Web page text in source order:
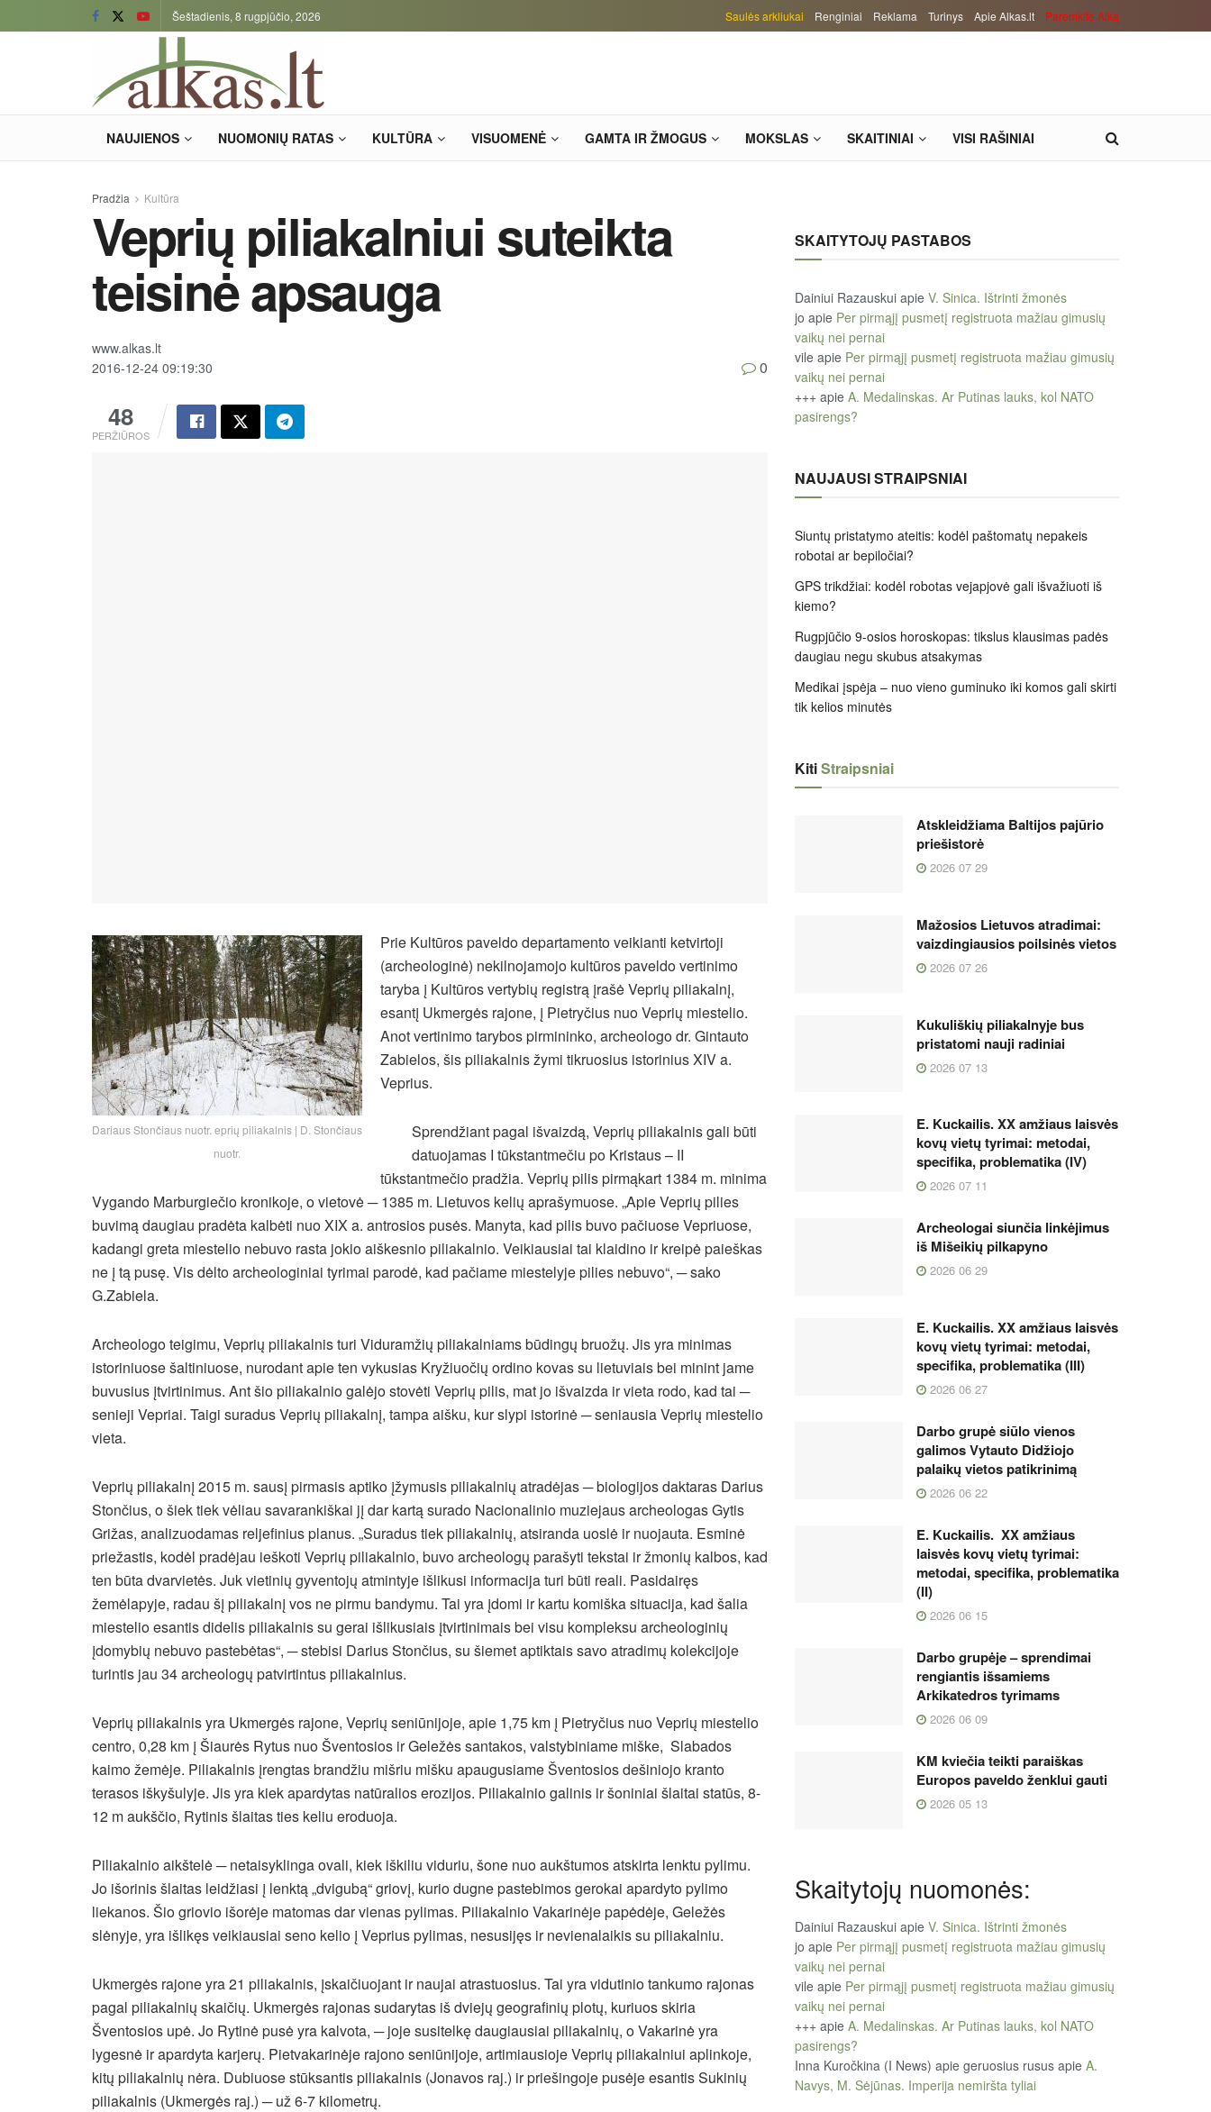
Šeštadienis, 8 rugpjūčio, 2026 Saulės arkliukai Renginiai Reklama Turinys Apie Alkas.lt Paremkite Alką
NAUJIENOS NUOMONIŲ RATAS KULTŪRA VISUOMENĖ GAMTA IR ŽMOGUS MOKSLAS SKAITINIAI VISI RAŠINIAI
Pradžia Kultūra
Veprių piliakalniui suteikta
teisinė apsauga
www.alkas.lt
2016-12-24 09:19:30
48
PERŽIŪROS
0
Dariaus Stončiaus nuotr. eprių piliakalnis | D. Stončiaus
nuotr.
Prie Kultūros paveldo departamento veikianti ketvirtoji
(archeologinė) nekilnojamojo kultūros paveldo vertinimo
taryba į Kultūros vertybių registrą įrašė Veprių piliakalnį,
esantį Ukmergės rajone, į Pietryčius nuo Veprių miestelio.
Anot vertinimo tarybos pirmininko, archeologo dr. Gintauto
Zabielos, šis piliakalnis žymi tikruosius istorinius XIV a.
Veprius.
Sprendžiant pagal išvaizdą, Veprių piliakalnis gali būti
datuojamas I tūkstantmečiu po Kristaus – II
tūkstantmečio pradžia. Veprių pilis pirmąkart 1384 m. minima
Vygando Marburgiečio kronikoje, o vietovė ─ 1385 m. Lietuvos kelių aprašymuose. „Apie Veprių pilies
buvimą daugiau pradėta kalbėti nuo XIX a. antrosios pusės. Manyta, kad pilis buvo pačiuose Vepriuose,
kadangi greta miestelio nebuvo rasta jokio aiškesnio piliakalnio. Veikiausiai tai klaidino ir kreipė paieškas
ne į tą pusę. Vis dėlto archeologiniai tyrimai parodė, kad pačiame miestelyje pilies nebuvo“, ─ sako
G.Zabiela.
Archeologo teigimu, Veprių piliakalnis turi Viduramžių piliakalniams būdingų bruožų. Jis yra minimas
istoriniuose šaltiniuose, nurodant apie ten vykusias Kryžiuočių ordino kovas su lietuviais bei minint jame
buvusius įtvirtinimus. Ant šio piliakalnio galėjo stovėti Veprių pilis, mat jo išvaizda ir vieta rodo, kad tai ─
senieji Vepriai. Taigi suradus Veprių piliakalnį, tampa aišku, kur slypi istorinė ─ seniausia Veprių miestelio
vieta.
Veprių piliakalnį 2015 m. sausį pirmasis aptiko įžymusis piliakalnių atradėjas ─ biologijos daktaras Darius
Stončius, o šiek tiek vėliau savarankiškai jį dar kartą surado Nacionalinio muziejaus archeologas Gytis
Grižas, analizuodamas reljefinius planus. „Suradus tiek piliakalnių, atsiranda uoslė ir nuojauta. Esminė
priežastis, kodėl pradėjau ieškoti Veprių piliakalnio, buvo archeologų parašyti tekstai ir žmonių kalbos, kad
ten būta dvarvietės. Juk vietinių gyventojų atmintyje išlikusi informacija turi būti reali. Pasidairęs
žemėlapyje, radau šį piliakalnį vos ne pirmu bandymu. Tai yra įdomi ir kartu komiška situacija, kad šalia
miestelio esantis didelis piliakalnis su gerai išlikusiais įtvirtinimais bei visu kompleksu archeologinių
įdomybių nebuvo pastebėtas“, ─ stebisi Darius Stončius, su šiemet aptiktais savo atradimų kolekcijoje
turintis jau 34 archeologų patvirtintus piliakalnius.
Veprių piliakalnis yra Ukmergės rajone, Veprių seniūnijoje, apie 1,75 km į Pietryčius nuo Veprių miestelio
centro, 0,28 km į Šiaurės Rytus nuo Šventosios ir Geležės santakos, valstybiniame miške, Slabados
kaimo žemėje. Piliakalnis įrengtas brandžiu mišriu mišku apaugusiame Šventosios dešiniojo kranto
terasos iškyšulyje. Jis yra kiek apardytas natūralios erozijos. Piliakalnio galinis ir šoniniai šlaitai statūs, 8-
12 m aukščio, Rytinis šlaitas ties keliu eroduoja.
Piliakalnio aikštelė ─ netaisyklinga ovali, kiek iškiliu viduriu, šone nuo aukštumos atskirta lenktu pylimu.
Jo išorinis šlaitas leidžiasi į lenktą „dvigubą“ griovį, kurio dugne pastebimos gerokai apardyto pylimo
liekanos. Šio griovio išorėje matomas dar vienas pylimas. Piliakalnio Vakarinėje papėdėje, Geležės
slėnyje, yra išlikęs veikiausiai seno kelio į Veprius pylimas, nesusijęs ir nevienalaikis su piliakalniu.
Ukmergės rajone yra 21 piliakalnis, įskaičiuojant ir naujai atrastuosius. Tai yra vidutinio tankumo rajonas
pagal piliakalnių skaičių. Ukmergės rajonas sudarytas iš dviejų geografinių plotų, kuriuos skiria
Šventosios upė. Jo Rytinė pusė yra kalvota, ─ joje susitelkę daugiausiai piliakalnių, o Vakarinė yra
lygesnė ir apardyta karjerų. Pietvakarinėje rajono seniūnijoje, artimiausioje Veprių piliakalniui aplinkoje,
kitų piliakalnių nėra. Dubiuose stūksantis piliakalnis (Jonavos raj.) ir priešingoje pusėje esantis Sukinių
piliakalnis (Ukmergės raj.) ─ už 6-7 kilometrų.
SKAITYTOJŲ PASTABOS
Dainiui Razauskui apie V. Sinica. Ištrinti žmonės
jo apie Per pirmąjį pusmetį registruota mažiau gimusių
vaikų nei pernai
vile apie Per pirmąjį pusmetį registruota mažiau gimusių
vaikų nei pernai
+++ apie A. Medalinskas. Ar Putinas lauks, kol NATO
pasirengs?
NAUJAUSI STRAIPSNIAI
Siuntų pristatymo ateitis: kodėl paštomatų nepakeis
robotai ar bepiločiai?
GPS trikdžiai: kodėl robotas vejapjovė gali išvažiuoti iš
kiemo?
Rugpjūčio 9-osios horoskopas: tikslus klausimas padės
daugiau negu skubus atsakymas
Medikai įspėja – nuo vieno guminuko iki komos gali skirti
tik kelios minutės
KitiStraipsniai
Atskleidžiama Baltijos pajūrio
priešistorė
2026 07 29
Mažosios Lietuvos atradimai:
vaizdingiausios poilsinės vietos
2026 07 26
Kukuliškių piliakalnyje bus
pristatomi nauji radiniai
2026 07 13
E. Kuckailis. XX amžiaus laisvės
kovų vietų tyrimai: metodai,
specifika, problematika (IV)
2026 07 11
Archeologai siunčia linkėjimus
iš Mišeikių pilkapyno
2026 06 29
E. Kuckailis. XX amžiaus laisvės
kovų vietų tyrimai: metodai,
specifika, problematika (III)
2026 06 27
Darbo grupė siūlo vienos
galimos Vytauto Didžiojo
palaikų vietos patikrinimą
2026 06 22
E. Kuckailis. XX amžiaus
laisvės kovų vietų tyrimai:
metodai, specifika, problematika
(II)
2026 06 15
Darbo grupėje – sprendimai
rengiantis išsamiems
Arkikatedros tyrimams
2026 06 09
KM kviečia teikti paraiškas
Europos paveldo ženklui gauti
2026 05 13
Skaitytojų nuomonės:
Dainiui Razauskui apie V. Sinica. Ištrinti žmonės
jo apie Per pirmąjį pusmetį registruota mažiau gimusių
vaikų nei pernai
vile apie Per pirmąjį pusmetį registruota mažiau gimusių
vaikų nei pernai
+++ apie A. Medalinskas. Ar Putinas lauks, kol NATO
pasirengs?
Inna Kuročkina (I News) apie geruosius rusus apie A.
Navys, M. Sėjūnas. Imperija nemiršta tyliai